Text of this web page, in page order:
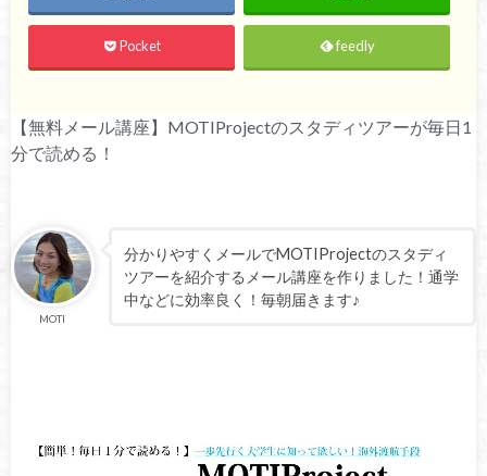
Pocket feedly
【無料メール講座】MOTIProjectのスタディツアーが毎日1
分で読める！
MOTI
分かりやすくメールでMOTIProjectのスタディ
ツアーを紹介するメール講座を作りました！通学
中などに効率良く！毎朝届きます♪